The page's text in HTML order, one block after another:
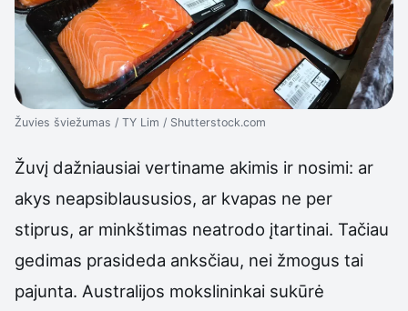
Žuvies šviežumas / TY Lim / Shutterstock.com
Žuvį dažniausiai vertiname akimis ir nosimi: ar
akys neapsiblaususios, ar kvapas ne per
stiprus, ar minkštimas neatrodo įtartinai. Tačiau
gedimas prasideda anksčiau, nei žmogus tai
pajunta. Australijos mokslininkai sukūrė